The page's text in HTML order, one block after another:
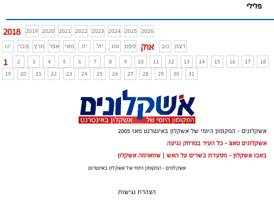
פלילי
2018 2019 2020 2021 2022 2023 2024 2025 2026
ינו
פבר מרץ אפר מאי יונ יול אוג ספט אוק נוב דצמ
1 2 3 4 5 6 7 8 9 10 11 12 13 14 15 16 17
18
19
20 21 22 23 24 25 26 27 28 29 30 31
אשקלונים - המקומון היומי של אשקלון באינטרנט מאז 2005
אשקלונים טאצ - כל העיר במרחק נגיעה
באבו אשקלון - מסעדת בשרים על האש | שווארמה אשקלון
אשקלונים - המקומון היומי של אשקלון באינטרנט
הצהרת נגישות